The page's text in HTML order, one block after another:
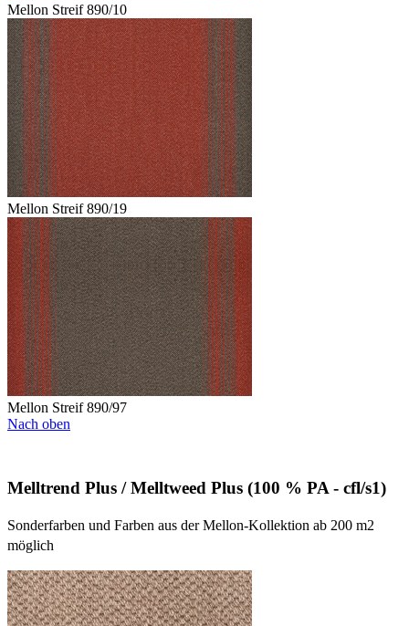
Mellon Streif 890/10
Mellon Streif 890/19
Mellon Streif 890/97
Nach oben
Melltrend Plus / Melltweed Plus (100 % PA - cfl/s1)
Sonderfarben und Farben aus der Mellon-Kollektion ab 200 m2
möglich